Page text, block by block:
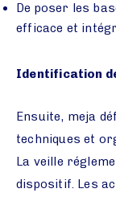
De poser les
efficace et
Identification
Ensuite, meja
techniques et
La veille
dispositif. Les